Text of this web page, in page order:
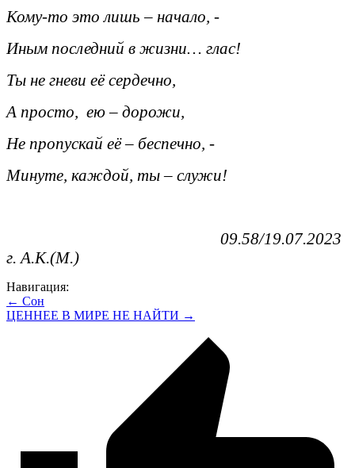
Кому-то это лишь – начало, -
Иным последний в жизни… глас!
Ты не гневи её сердечно,
А просто, ею – дорожи,
Не пропускай её – беспечно, -
Минуте, каждой, ты – служи!
09.58/19.07.2023
г. А.К.(М.)
Навигация:
← Сон
ЦЕННЕЕ В МИРЕ НЕ НАЙТИ →